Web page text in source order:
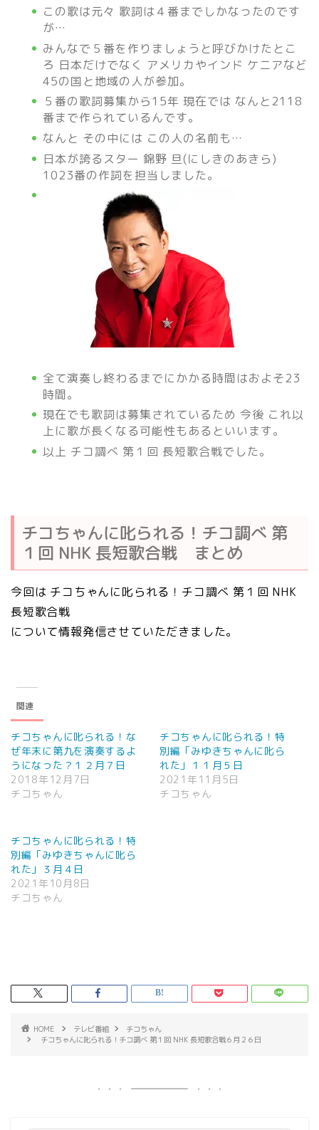
この歌は元々 歌詞は４番までしかなったのです
が…
みんなで５番を作りましょうと呼びかけたとこ
ろ 日本だけでなく アメリカやインド ケニアなど
45の国と地域の人が参加。
５番の歌詞募集から15年 現在では なんと2118
番まで作られているんです。
なんと その中には この人の名前も…
日本が誇るスター 錦野 旦(にしきのあきら)
1023番の作詞を担当しました。
全て演奏し終わるまでにかかる時間はおよそ23
時間。
現在でも歌詞は募集されているため 今後 これ以
上に歌が長くなる可能性もあるといいます。
以上 チコ調べ 第１回 長短歌合戦でした。
チコちゃんに叱られる！チコ調べ 第
１回 NHK 長短歌合戦 まとめ
今回は チコちゃんに叱られる！チコ調べ 第１回 NHK
長短歌合戦
について情報発信させていただきました。
関連
チコちゃんに叱られる！な
ぜ年末に第九を演奏するよ
うになった？１２月７日
2018年12月7日
チコちゃん
チコちゃんに叱られる！特
別編「みゆきちゃんに叱ら
れた」１１月５日
2021年11月5日
チコちゃん
チコちゃんに叱られる！特
別編「みゆきちゃんに叱ら
れた」３月４日
2021年10月8日
チコちゃん
HOME テレビ番組
チコちゃん
チコちゃんに叱られる！チコ調べ 第１回 NHK 長短歌合戦６月２６日